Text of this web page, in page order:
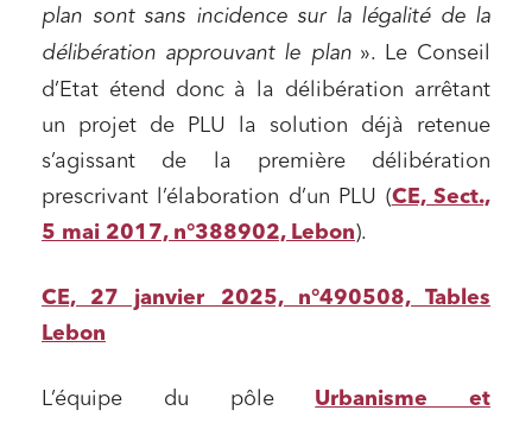
plan sont sans incidence sur la légalité de la
délibération approuvant le plan». Le Conseil
d’Etat étend donc à la délibération arrêtant
un projet de PLU la solution déjà retenue
s’agissant de la première délibération
prescrivant l’élaboration d’un PLU (CE, Sect.,
5 mai 2017, n°388902, Lebon).
CE, 27 janvier 2025, n°490508, Tables
Lebon
L’équipe du pôle Urbanisme et